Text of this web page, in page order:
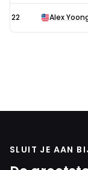
22 Alex
SLUIT JE AAN